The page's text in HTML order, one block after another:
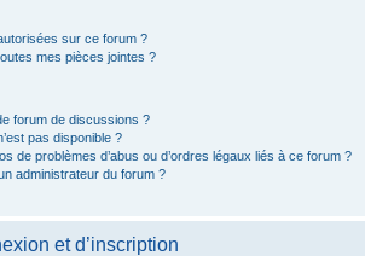
sur ce forum ?
mes pièces jointes ?
forum de discussions ?
pas disponible ?
de problèmes d’abus ou d’ordres légaux liés à ce forum ?
administrateur du forum ?
et d’inscription